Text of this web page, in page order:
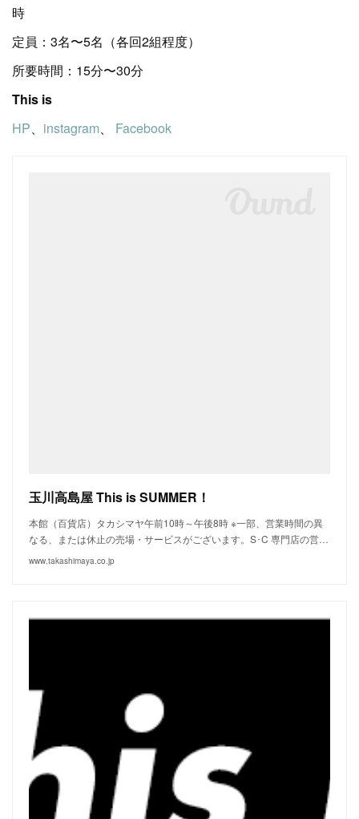
時
定員：3名〜5名（各回2組程度）
所要時間：15分〜30分
This is
HP、 instagram、 Facebook
玉川高島屋 This is SUMMER！
本館（百貨店）タカシマヤ午前10時～午後8時 ※一部、営業時間の異
なる、または休止の売場・サービスがございます。S･C 専門店の営…
www.takashimaya.co.jp